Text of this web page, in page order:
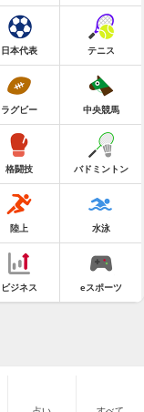
日本代表 テニス
ラグビー 中央競馬
格闘技 バドミントン
陸上 水泳
ビジネス eスポーツ